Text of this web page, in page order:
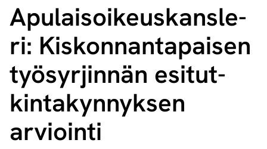
Apu­lai­soi­keus­kans­le­
ri: Kis­kon­nan­ta­pai­sen
työsyrjinnän esi­tut­
kin­ta­kyn­nyk­sen
arviointi